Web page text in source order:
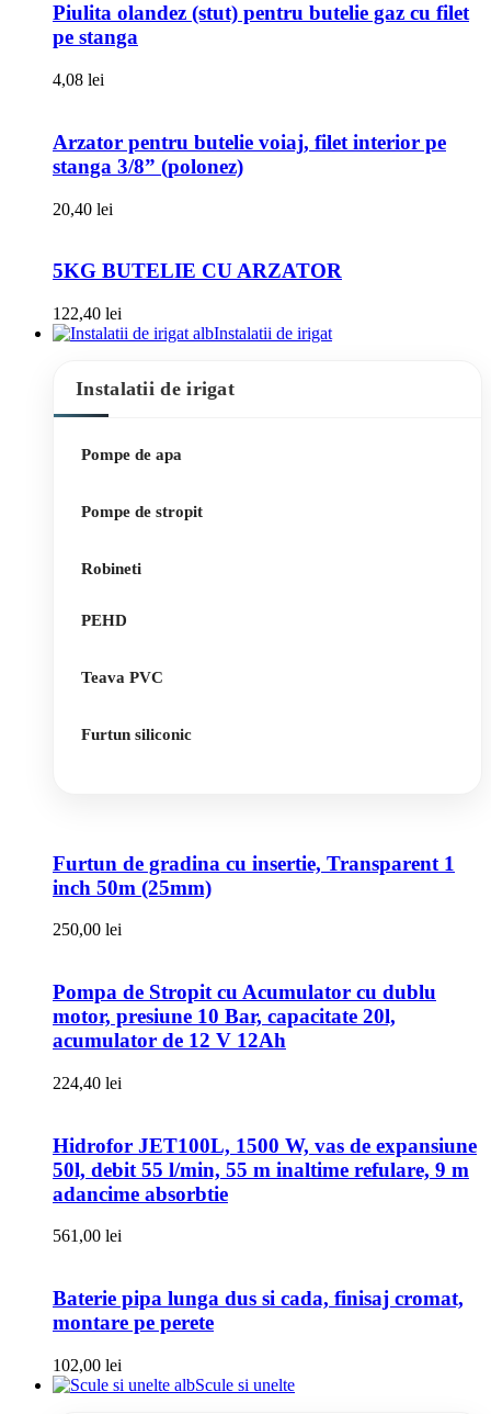
Piulita olandez (stut) pentru butelie gaz cu filet
pe stanga
4,08 lei
Arzator pentru butelie voiaj, filet interior pe
stanga 3/8” (polonez)
20,40 lei
5KG BUTELIE CU ARZATOR
122,40 lei
Instalatii de irigat
Instalatii de irigat
Pompe de apa
Pompe de stropit
Robineti
PEHD
Teava PVC
Furtun siliconic
Furtun de gradina cu insertie, Transparent 1
inch 50m (25mm)
250,00 lei
Pompa de Stropit cu Acumulator cu dublu
motor, presiune 10 Bar, capacitate 20l,
acumulator de 12 V 12Ah
224,40 lei
Hidrofor JET100L, 1500 W, vas de expansiune
50l, debit 55 l/min, 55 m inaltime refulare, 9 m
adancime absorbtie
561,00 lei
Baterie pipa lunga dus si cada, finisaj cromat,
montare pe perete
102,00 lei
Scule si unelte